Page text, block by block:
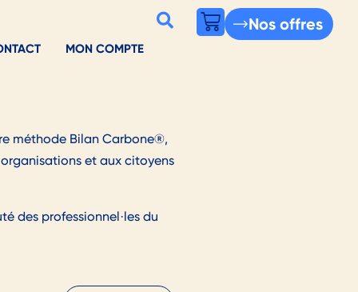
MON COMPTE
Nos offres
méthode Bilan Carbone®,
organisations et aux citoyens
des professionnel·les du